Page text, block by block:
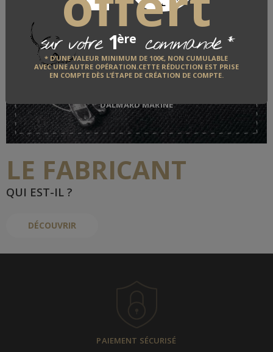
sur votre 1ère commande*
* D’UNE VALEUR MINIMUM DE 100€, NON CUMULABLE
AVEC UNE AUTRE OPÉRATION.CETTE RÉDUCTION EST PRISE
EN COMPTE DÈS L’ÉTAPE DE CRÉATION DE COMPTE.
Caban, kabic Dalmard
DALMARD MARINE
LE FABRICANT
QUI EST-IL ?
DÉCOUVRIR
PAIEMENT SÉCURISÉ